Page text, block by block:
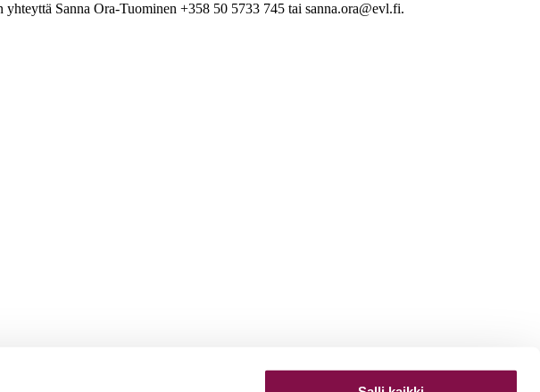
Sanna Ora-Tuominen +358 50 5733 745 tai sanna.ora@evl.fi.